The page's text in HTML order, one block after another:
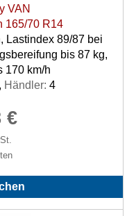
VAN
165/70 R14
Lastindex 89/87 bei
bis 87 kg,
170 km/h
Händler: 4
€